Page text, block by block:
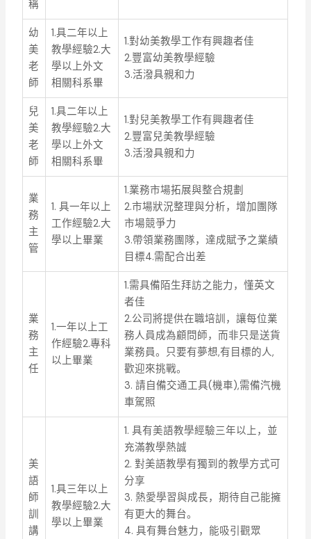
稱
幼
美
老
師
1.具二年以上
教學經驗2.大
學以上外文
相關科系畢
1.對幼美教學工作有興趣者佳
2.豐富幼美教學經驗
3.活潑具親和力
兒
美
老
師
1.具二年以上
教學經驗2.大
學以上外文
相關科系畢
1.對兒美教學工作有興趣者佳
2.豐富兒美教學經驗
3.活潑具親和力
業
務
主
管
1. 具一年以上
工作經驗2.大
學以上畢業
1.業務市場拓展與整合規劃
2.市場狀況整理與分析，增加團隊
市場競爭力
3.帶領業務團隊，達成賦予之業績
目標4.需配合出差
業
務
主
任
1.一年以上工
作經驗2.專科
以上畢業
1.需具備陌生拜訪之能力，懂英文
者佳
2.公司將提供在職培訓，讓每位業
務人員成為顧問師，而非只是送貨
業務員。只要有夢想,有目標的人,
歡迎來挑戰。
3. 請自備交通工具(機車),需備汽機
車駕照
美
語
師
訓
講
1.具三年以上
教學經驗2.大
學以上畢業
1. 具有美語教學經驗三年以上，並
充滿教學熱誠
2. 對美語教學有獨到的教學方式可
分享
3. 熱愛學習與成長，期待自己能擁
有更大的舞台。
4. 具有舞台魅力，能吸引觀眾